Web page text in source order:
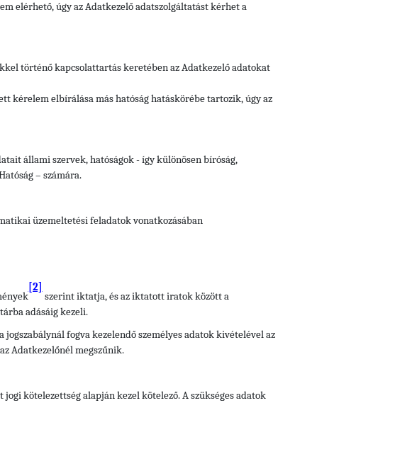
elérhető, úgy az Adatkezelő adatszolgáltatást kérhet a
történő kapcsolattartás keretében az Adatkezelő adatokat
kérelem elbírálása más hatóság hatáskörébe tartozik, úgy az
állami szervek, hatóságok - így különösen bíróság,
– számára.
üzemeltetési feladatok vonatkozásában
[2]
szerint iktatja, és az iktatott iratok között a
adásáig kezeli.
fogva kezelendő személyes adatok kivételével az
Adatkezelőnél megszűnik.
kötelezettség alapján kezel kötelező. A szükséges adatok